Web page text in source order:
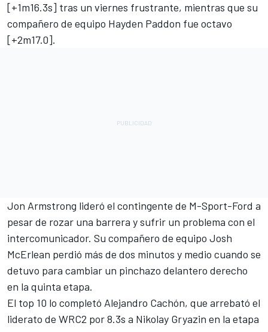
[+1m16.3s] tras un viernes frustrante, mientras que su
compañero de equipo Hayden Paddon fue octavo
[+2m17.0].
Jon Armstrong lideró el contingente de M-Sport-Ford a
pesar de rozar una barrera y sufrir un problema con el
intercomunicador. Su compañero de equipo Josh
McErlean perdió más de dos minutos y medio cuando se
detuvo para cambiar un pinchazo delantero derecho
en la quinta etapa.
El top 10 lo completó Alejandro Cachón, que arrebató el
liderato de WRC2 por 8.3s a Nikolay Gryazin en la etapa